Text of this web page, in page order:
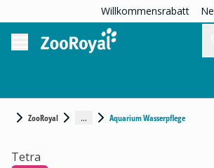
Willkommensrabatt
ZooRoyal ... Aquarium Wasserpflege
Tetra